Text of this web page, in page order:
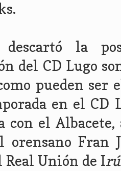
descartó la
del CD Lugo
pueden ser
en el CD
con el
orensano Fran
Real Unión de I